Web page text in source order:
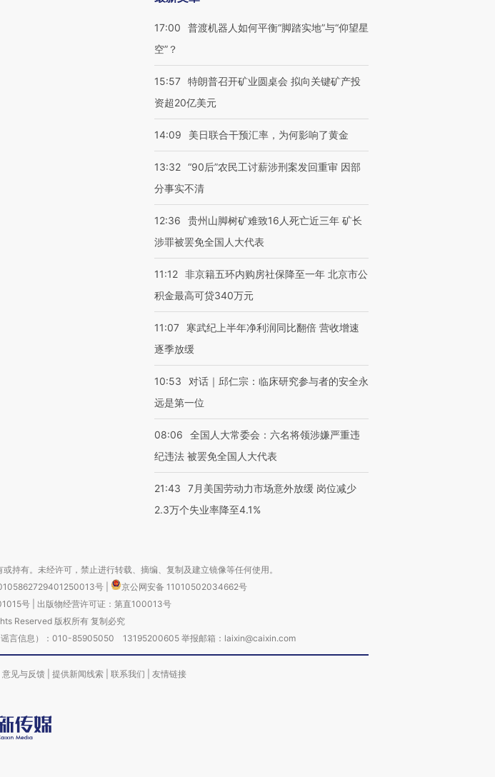
17:00
普渡机器人如何平衡“脚踏实地”与“仰望星
空”？
15:57 特朗普召开矿业圆桌会 拟向关键矿产投
资超20亿美元
14:09 美日联合干预汇率，为何影响了黄金
13:32 “90后”农民工讨薪涉刑案发回重审 因部
分事实不清
12:36
贵州山脚树矿难致16人死亡近三年 矿长
涉罪被罢免全国人大代表
11:12 非京籍五环内购房社保降至一年 北京市公
积金最高可贷340万元
11:07
寒武纪上半年净利润同比翻倍 营收增速
逐季放缓
10:53
对话｜邱仁宗：临床研究参与者的安全永
远是第一位
08:06
全国人大常委会：六名将领涉嫌严重违
纪违法 被罢免全国人大代表
21:43
7月美国劳动力市场意外放缓 岗位减少
2.3万个失业率降至4.1%
持有。未经许可，禁止进行转载、摘编、复制及建立镜像等任何使用。
号
京公网安备 11010502034662号
号| 出版物经营许可证：第直100013号
Reserved 版权所有 复制必究
谣言信息）：010-85905050 13195200605 举报邮箱：laixin@caixin.com
意见与反馈 提供新闻线索 联系我们 友情链接